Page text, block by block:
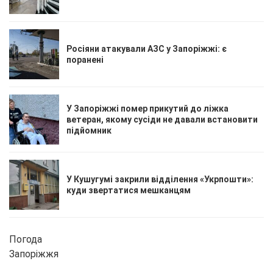
Росіяни атакували АЗС у Запоріжжі: є
поранені
У Запоріжжі помер прикутий до ліжка
ветеран, якому сусіди не давали встановити
підйомник
У Кушугумі закрили відділення «Укрпошти»:
куди звертатися мешканцям
Погода
Запоріжжя